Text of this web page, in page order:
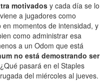
motivados y cada día se lo
a jugadores como
momentos de intensidad, y
como administrar esa
a un Odom que está
no está demostrando ser
pasará en el Staples
del miércoles al jueves.